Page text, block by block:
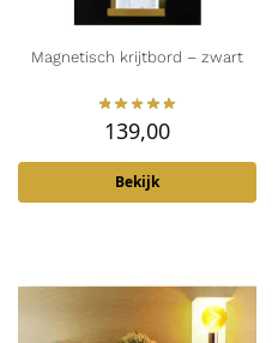
Magnetisch krijtbord – zwart
139,00
Bekijk